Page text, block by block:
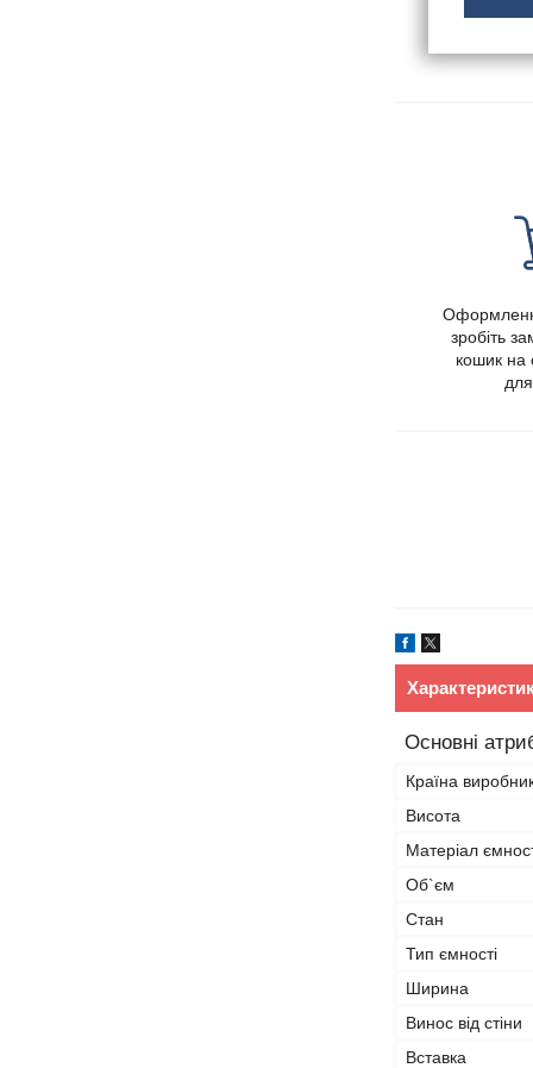
зробіть
кошик на
Основні
Країна
Висота
Матеріал
Об`єм
Стан
Тип ємності
Ширина
Винос від стіни
Вставка